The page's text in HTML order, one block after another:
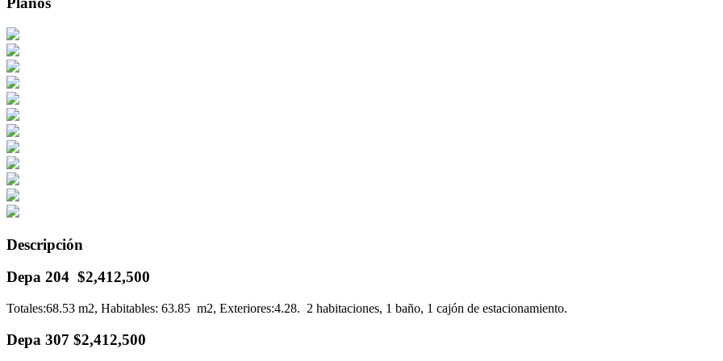
Descripción
Depa 204 $2,412,500
Totales:68.53 m2, Habitables: 63.85 m2, Exteriores:4.28. 2 habitaciones, 1 baño, 1 cajón de estacionamiento.
Depa 307 $2,412,500